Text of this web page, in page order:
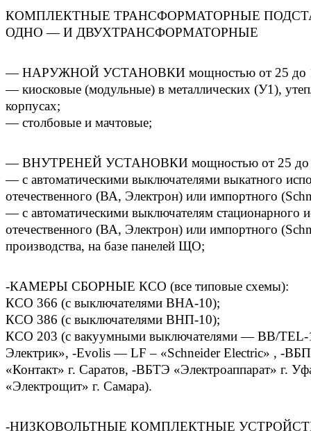
КОМПЛЕКТНЫЕ ТРАНСФОРМАТОРНЫЕ
ОДНО — И ДВУХТРАНСФОРМАТОРНЫЕ
— НАРУЖНОЙ УСТАНОВКИ мощностью от 25 до
— киосковые (модульные) в металлических (У1),
корпусах;
— столбовые и мачтовые;
— ВНУТРЕНЕЙ УСТАНОВКИ мощностью от 25 до
— c автоматическими выключателями выкатного
отечественного (ВА, Электрон) или импортного
— с автоматическими выключателям стационарного
отечественного (ВА, Электрон) или импортного
производства, на базе панелей ЩО;
-КАМЕРЫ СБОРНЫЕ КСО (все типовые схемы):
КСО 366 (с выключателями ВНА-10);
КСО 386 (с выключателями ВНП-10);
КСО 203 (с вакуумными выключателями — ВВ/TEL-
Электрик», -Evolis — LF – «Schneider Electric» ,
«Контакт» г. Саратов, -ВБТЭ «Электроаппарат» г.
«Электрощит» г. Самара).
-НИЗКОВОЛЬТНЫЕ КОМПЛЕКТНЫЕ